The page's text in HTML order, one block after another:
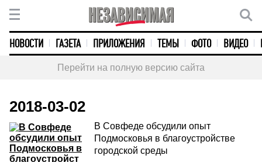
НОВОСТИ ГАЗЕТА ПРИЛОЖЕНИЯ ТЕМЫ ФОТО ВИДЕО
Перейти на полную версию сайта
2018-03-02
В Совфеде обсудили опыт
Подмосковья в благоустройстве
городской среды